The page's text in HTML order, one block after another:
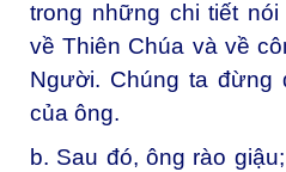
trong những chi tiết
về Thiên Chúa và về
Người. Chúng ta đừng
của ông.
b. Sau đó, ông rào